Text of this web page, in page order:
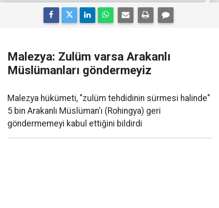
Malezya: Zulüm varsa Arakanlı
Müslümanları göndermeyiz
Malezya hükümeti, "zulüm tehdidinin sürmesi halinde"
5 bin Arakanlı Müslüman'ı (Rohingya) geri
göndermemeyi kabul ettiğini bildirdi